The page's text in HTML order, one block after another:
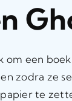
om een
zodra ze
te